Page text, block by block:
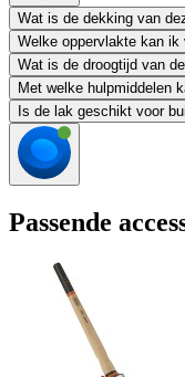
Wat is de dekking van
Welke oppervlakte kan ik
Wat is de droogtijd van
Met welke hulpmiddelen
Is de lak geschikt voor
Passende